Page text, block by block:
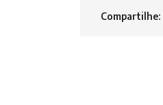
Compartilhe: